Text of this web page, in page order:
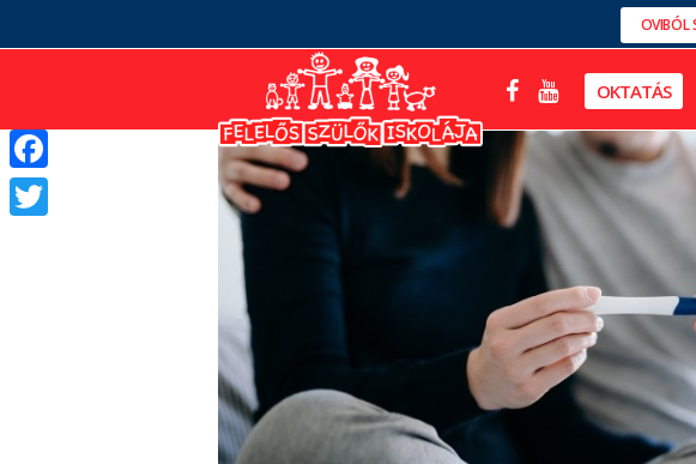
OVIBÓL
OKTATÁS
Facebook